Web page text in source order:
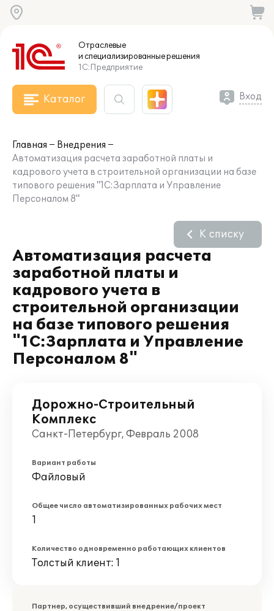
Отраслевые
и специализированныерешения
1С:Предприятие
Каталог Вход
Главная
Внедрения
Автоматизация расчета заработной платы и
кадрового учета в строительной организации на базе
типового решения "1С:Зарплата и Управление
Персоналом 8"
Автоматизация расчета
заработной платы и
кадрового учета в
строительной организации
на базе типового решения
"1С:Зарплата и Управление
Персоналом 8"
К списку
Дорожно-Строительный
Комплекс
Санкт-Петербург, Февраль 2008
Вариант работы
Файловый
Общее число автоматизированных рабочих мест
1
Количество одновременно работающих клиентов
Толстый клиент: 1
Партнер, осуществивший внедрение/проект